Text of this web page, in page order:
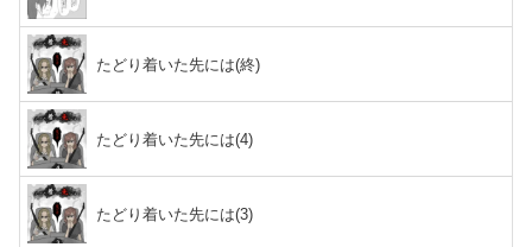
たどり着いた先には(終)
たどり着いた先には(4)
たどり着いた先には(3)